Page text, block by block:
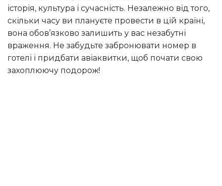
історія, культура і сучасність. Незалежно від того,
скільки часу ви плануєте провести в цій країні,
вона обов’язково залишить у вас незабутні
враження. Не забудьте забронювати номер в
готелі і придбати авіаквитки, щоб почати свою
захоплюючу подорож!